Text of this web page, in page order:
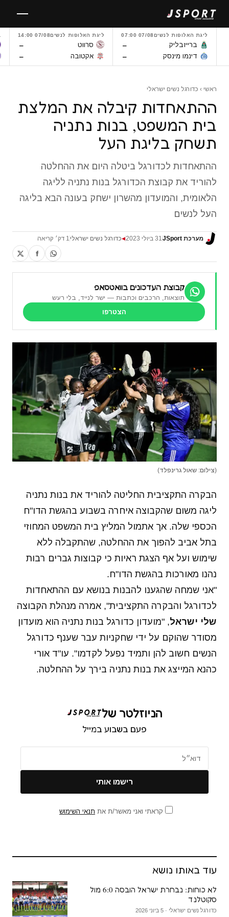
לתוכן
ליגת האלופות לנשים07/08 07:00
ברייזבליק –
דינמו מינסק –
ליגת האלופות לנשים07/08 14:00
סרווט –
אקטובה –
ראשי › כדורגל נשים ישראלי
ההתאחדות קיבלה את המלצת
בית המשפט, בנות נתניה
תשחק בליגת העל
ההתאחדות לכדורגל ביטלה היום את ההחלטה
להוריד את קבוצת הכדורגל בנות נתניה לליגה
הלאומית, והמועדון מהשרון ישחק בעונה הבא בליגה
העל לנשים
מערכת JSport 31 ביולי 2023 ◀כדורגל נשים ישראלי 1 דק׳ קריאה
קבוצת העדכונים בוואטסאפ
תוצאות, הרכבים וכתבות — ישר לנייד, בלי רעש
הצטרפו
(צילום: שאול גרינפלד)
הבקרה התקציבית החליטה להוריד את בנות נתניה
ליגה משום שהקבוצה איחרה בשבוע בהגשת הדו"ח
הכספי שלה. אך אתמול המליץ בית המשפט המחוזי
בתל אביב להפוך את ההחלטה, שהתקבלה ללא
שימוש ועל אף הצגת ראיות כי קבוצות גברים רבות
נהנו מאורכות בהגשת הדו"ח.
"אני שמחה שהגענו להבנות בנושא עם ההתאחדות
לכדורגל והבקרה התקציבית", אמרה מנהלת הקבוצה
שלי ישראל, "מועדון כדורגל בנות נתניה הוא מועדון
מסודר שהוקם על ידי שחקניות עבר שענף כדורגל
הנשים חשוב להן ותמיד נפעל לקדמו". עו"ד אורי
כהנא המייצג את בנות נתניה בירך על ההחלטה.
הניוזלטר של
פעם בשבוע במייל
קראתי ואני מאשר/ת את תנאי השימוש
עוד באותו נושא
לא כוחות: נבחרת ישראל הובסה 6:0 מול
סקוטלנד
כדורגל נשים ישראלי · 5 ביוני 2026